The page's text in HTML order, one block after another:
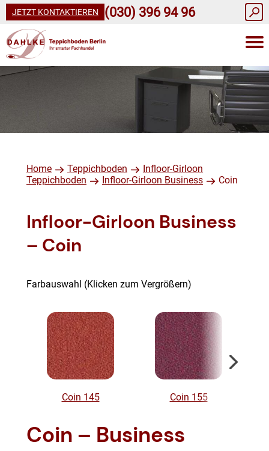
JETZT KONTAKTIEREN (030) 396 94 96
Home Teppichboden
Infloor-Girloon
Teppichboden
Infloor-Girloon Business Coin
Infloor-Girloon Business
– Coin
Farbauswahl (Klicken zum Vergrößern)
Coin 145 Coin 155
Coin – Business